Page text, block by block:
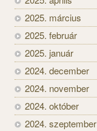
2025. március
2025. február
2025. január
2024. december
2024. november
2024. október
2024. szeptember